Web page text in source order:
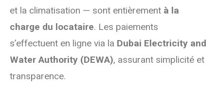
et la climatisation — sont entièrement à la
charge du locataire. Les paiements
s’effectuent en ligne via la Dubai Electricity and
Water Authority (DEWA), assurant simplicité et
transparence.